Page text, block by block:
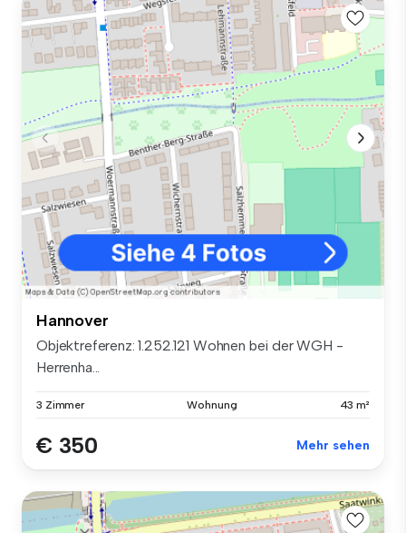
Hannover
Objektreferenz: 1.252.121 Wohnen bei der WGH -
Herrenha...
3 Zimmer Wohnung 43 m²
€ 350 Mehr sehen